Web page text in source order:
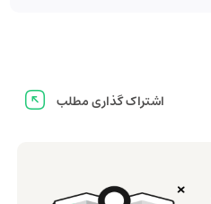
اشتراک گذاری مطلب